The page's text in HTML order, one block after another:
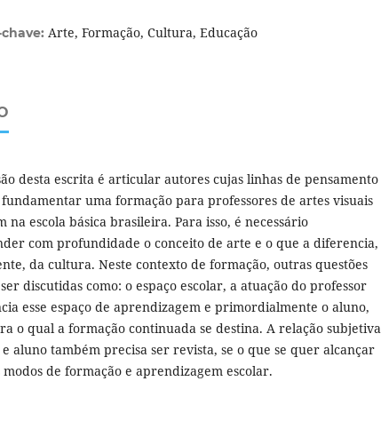
Arte, Formação, Cultura, Educação
desta escrita é articular autores cujas linhas de pensamento
uma formação para professores de artes visuais
na escola básica brasileira. Para isso, é necessário
com profundidade o conceito de arte e o que a diferencia,
da cultura. Neste contexto de formação, outras questões
discutidas como: o espaço escolar, a atuação do professor
esse espaço de aprendizagem e primordialmente o aluno,
o qual a formação continuada se destina. A relação subjetiva
aluno também precisa ser revista, se o que se quer alcançar
modos de formação e aprendizagem escolar.